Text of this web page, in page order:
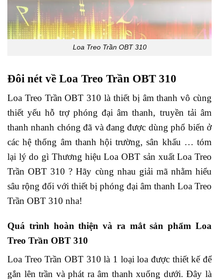
Loa Treo Trần OBT 310
Đôi nét về Loa Treo Trần OBT 310
Loa Treo Trần OBT 310 là thiết bị âm thanh vô cùng
thiết yếu hỗ trợ phóng đại âm thanh, truyền tải âm
thanh nhanh chóng đã và đang được dùng phổ biến ở
các hệ thống âm thanh hội trường, sân khấu … tóm
lại lý do gì Thương hiệu Loa OBT sản xuất Loa Treo
Trần OBT 310 ? Hãy cùng nhau giải mã nhằm hiểu
sâu rộng đối với thiết bị phóng đại âm thanh Loa Treo
Trần OBT 310 nha!
Quá trình hoàn thiện và ra mắt sản phẩm Loa
Treo Trần OBT 310
Loa Treo Trần OBT 310 là 1 loại loa được thiết kế để
gắn lên trần và phát ra âm thanh xuống dưới. Đây là